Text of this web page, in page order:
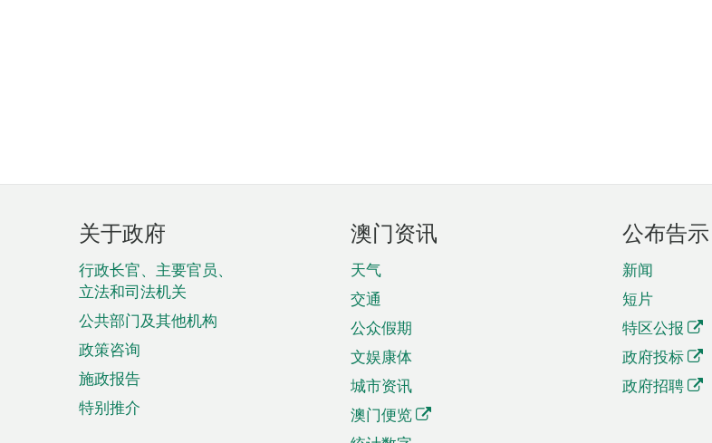
页
脚
菜
单
关于政府
行政长官、主要官员、
立法和司法机关
公共部门及其他机构
政策咨询
施政报告
特别推介
澳门资讯
天气
交通
公众假期
文娱康体
城市资讯
澳门便览
公布告示
新闻
短片
特区公报
政府投标
政府招聘